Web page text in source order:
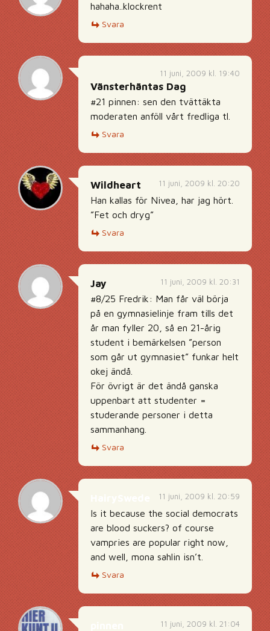
hahaha..klockrent
Svara
11 juni, 2009 kl. 19:40
Vänsterhäntas Dag
#21 pinnen: sen den tvättäkta
moderaten anföll vårt fredliga tl.
Svara
11 juni, 2009 kl. 20:20
Wildheart
Han kallas för Nivea, har jag hört.
”Fet och dryg”
Svara
11 juni, 2009 kl. 20:31
Jay
#8/25 Fredrik: Man får väl börja
på en gymnasielinje fram tills det
år man fyller 20, så en 21-årig
student i bemärkelsen ”person
som går ut gymnasiet” funkar helt
okej ändå.
För övrigt är det ändå ganska
uppenbart att studenter =
studerande personer i detta
sammanhang.
Svara
11 juni, 2009 kl. 20:59
Is it because the social democrats
are blood suckers? of course
vampries are popular right now,
and well, mona sahlin isn’t.
Svara
11 juni, 2009 kl. 21:04